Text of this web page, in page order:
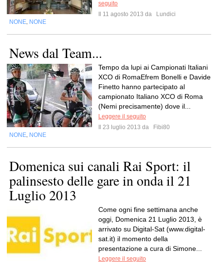
seguito
Il 11 agosto 2013 da
Lundici
NONE NONE
News dal Team...
Tempo da lupi ai Campionati Italiani
XCO di RomaEfrem Bonelli e Davide
Finetto hanno partecipato al
campionato Italiano XCO di Roma
(Nemi precisamente) dove il...
Leggere il seguito
Il 23 luglio 2013 da
Fibi80
NONE NONE
Domenica sui canali Rai Sport: il
palinsesto delle gare in onda il 21
Luglio 2013
Come ogni fine settimana anche
oggi, Domenica 21 Luglio 2013, è
arrivato su Digital-Sat (www.digital-
sat.it) il momento della
presentazione a cura di Simone...
Leggere il seguito